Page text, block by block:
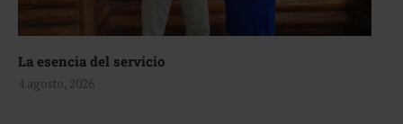
La esencia del servicio
4 agosto, 2026